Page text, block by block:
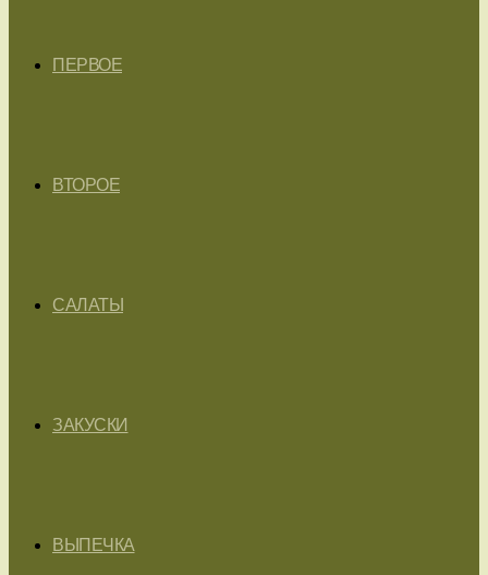
ПЕРВОЕ
ВТОРОЕ
САЛАТЫ
ЗАКУСКИ
ВЫПЕЧКА